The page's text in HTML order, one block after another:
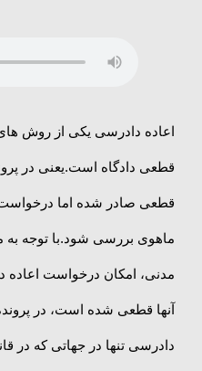
اعاده دادرسی یکی از روش
قطعی دادگاه است.یعنی در
قطعی صادر شده اما درخواست
مدنی، امکان درخواست اعاده
آنها قطعی شده است، در
دادرسی تنها در جهاتی که در